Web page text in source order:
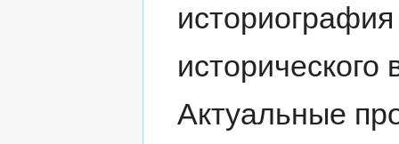
Актуальные